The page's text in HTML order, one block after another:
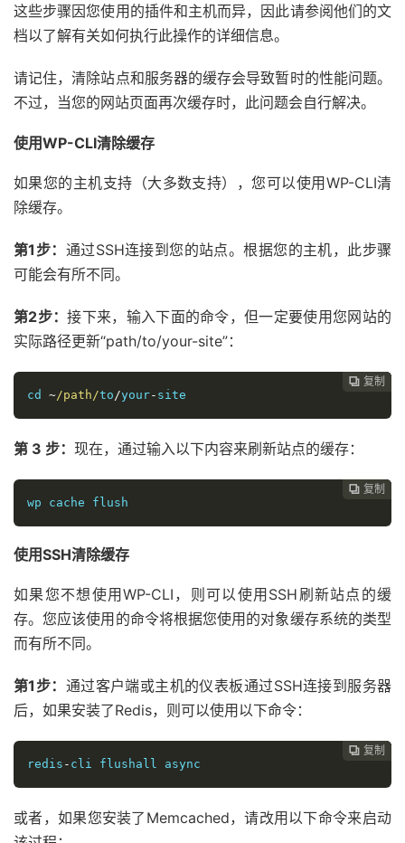
这些步骤因您使用的插件和主机而异，因此请参阅他们的文
档以了解有关如何执行此操作的详细信息。
请记住，清除站点和服务器的缓存会导致暂时的性能问题。
不过，当您的网站页面再次缓存时，此问题会自行解决。
使用WP-CLI清除缓存
如果您的主机支持（大多数支持），您可以使用WP-CLI清
除缓存。
第1步： 通过SSH连接到您的站点。根据您的主机，此步骤
可能会有所不同。
第2步：接下来，输入下面的命令，但一定要使用您网站的
实际路径更新“path/to/your-site”：
 复制
 复制
 复制
 复制
 复制
 复制
 复制
 复制
cd ~/path/to /your- site
第 3 步： 现在，通过输入以下内容来刷新站点的缓存：
 复制
 复制
 复制
 复制
 复制
 复制
 复制
wp cache flush
使用SSH清除缓存
如果您不想使用WP-CLI，则可以使用SSH刷新站点的缓
存。您应该使用的命令将根据您使用的对象缓存系统的类型
而有所不同。
第1步： 通过客户端或主机的仪表板通过SSH连接到服务器
后，如果安装了Redis，则可以使用以下命令：
 复制
 复制
 复制
 复制
 复制
 复制
redis - cli flushall async
或者，如果您安装了Memcached，请改用以下命令来启动